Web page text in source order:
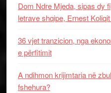
Dom Ndre Mjeda, sipas dy
letrave shqipe, Ernest
36 vjet tranzicion, nga
e përfitimit
A ndihmon krijimtaria në
fshehura?